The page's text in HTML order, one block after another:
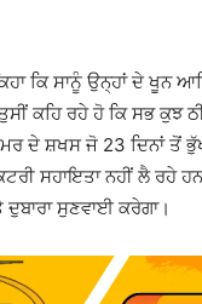
ਕਿ ਸਾਨੂੰ ਉਨ੍ਹਾਂ ਦੇ ਖੂਨ
ਤੁਸੀਂ ਕਹਿ ਰਹੇ ਹੋ ਕਿ ਸਭ
ਦੇ ਸ਼ਖਸ ਜੋ 23 ਦਿਨਾਂ ਤੋਂ
ਸਹਾਇਤਾ ਨਹੀਂ ਲੈ ਰਹੇ
ਸੁਣਵਾਈ ਕਰੇਗਾ।